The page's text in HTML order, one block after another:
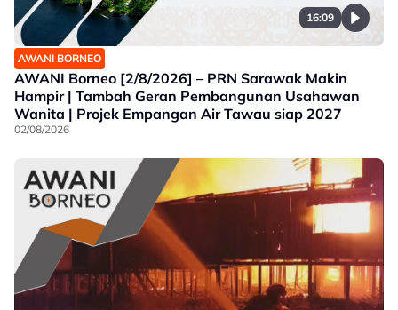
16:09
AWANI BORNEO
AWANI Borneo [2/8/2026] – PRN Sarawak Makin
Hampir | Tambah Geran Pembangunan Usahawan
Wanita | Projek Empangan Air Tawau siap 2027
02/08/2026